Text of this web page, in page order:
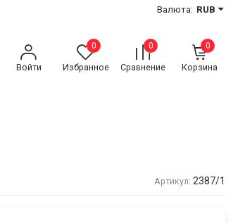
Валюта: RUB
Войти
0
Избранное
0
Сравнение
0
Корзина
Артикул: 2387/1